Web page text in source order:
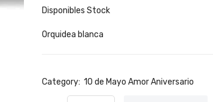
Disponibles Stock
Orquidea blanca
Category: 10 de Mayo AmorAniversario